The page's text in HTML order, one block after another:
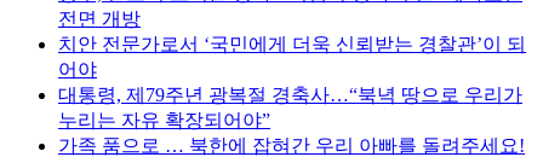
전면 개방
치안 전문가로서 ‘국민에게 더욱 신뢰받는 경찰관’이 되
어야
대통령, 제79주년 광복절 경축사…“북녁 땅으로 우리가
누리는 자유 확장되어야”
가족 품으로 … 북한에 잡혀간 우리 아빠를 돌려주세요!